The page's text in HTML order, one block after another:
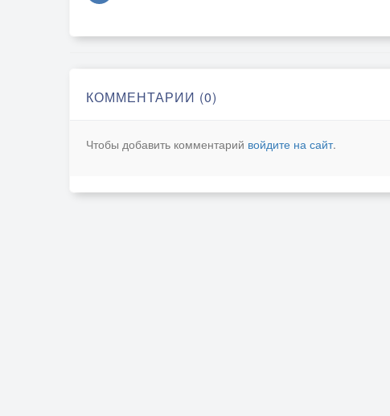
КОММЕНТАРИИ (0)
Чтобы добавить комментарий войдите на сайт.